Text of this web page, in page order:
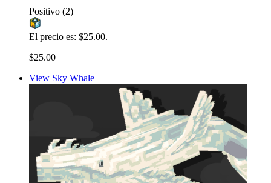
Positivo (2)
El precio es: $25.00.
$25.00
View Sky Whale